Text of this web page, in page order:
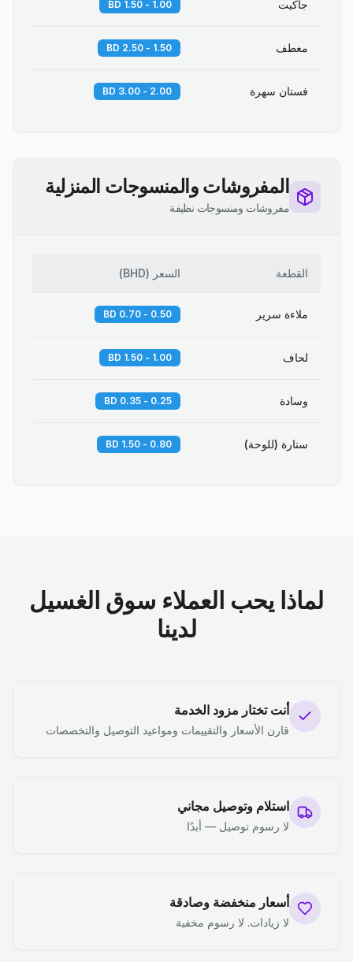
جاكيت 1.00 - 1.50 BD
معطف 1.50 - 2.50 BD
فستان سهرة 2.00 - 3.00 BD
المفروشات والمنسوجات المنزلية
مفروشات ومنسوجات نظيفة
القطعة السعر (
BHD
)
ملاءة سرير 0.50 - 0.70 BD
لحاف 1.00 - 1.50 BD
وسادة 0.25 - 0.35 BD
ستارة (للوحة) 0.80 - 1.50 BD
لماذا يحب العملاء سوق الغسيل
لدينا
أنت تختار مزود الخدمة
قارن الأسعار والتقييمات ومواعيد التوصيل والتخصصات
استلام وتوصيل مجاني
لا رسوم توصيل — أبدًا
أسعار منخفضة وصادقة
لا زيادات. لا رسوم مخفية